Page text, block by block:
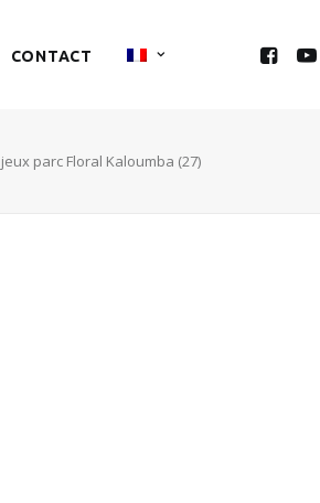
CONTACT
jeux parc Floral Kaloumba (27)